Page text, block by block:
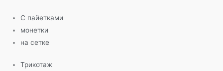
С пайетками
монетки
на сетке
Трикотаж